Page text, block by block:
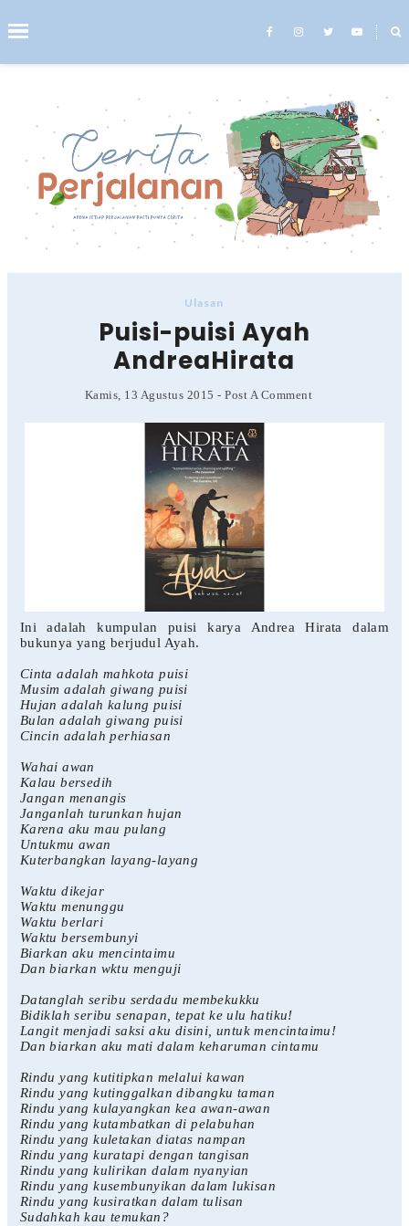
˟
Ulasan
Puisi-puisi Ayah
AndreaHirata
Kamis, 13 Agustus 2015-Post A Comment
Ini adalah kumpulan puisi karya Andrea Hirata dalam
bukunya yang berjudul Ayah.
Cinta adalah mahkota puisi
Musim adalah giwang puisi
Hujan adalah kalung puisi
Bulan adalah giwang puisi
Cincin adalah perhiasan
Wahai awan
Kalau bersedih
Jangan menangis
Janganlah turunkan hujan
Karena aku mau pulang
Untukmu awan
Kuterbangkan layang-layang
Waktu dikejar
Waktu menunggu
Waktu berlari
Waktu bersembunyi
Biarkan aku mencintaimu
Dan biarkan wktu menguji
Datanglah seribu serdadu membekukku
Bidiklah seribu senapan, tepat ke ulu hatiku!
Langit menjadi saksi aku disini, untuk mencintaimu!
Dan biarkan aku mati dalam keharuman cintamu
Rindu yang kutitipkan melalui kawan
Rindu yang kutinggalkan dibangku taman
Rindu yang kulayangkan kea awan-awan
Rindu yang kutambatkan di pelabuhan
Rindu yang kuletakan diatas nampan
Rindu yang kuratapi dengan tangisan
Rindu yang kulirikan dalam nyanyian
Rindu yang kusembunyikan dalam lukisan
Rindu yang kusiratkan dalam tulisan
Sudahkah kau temukan?